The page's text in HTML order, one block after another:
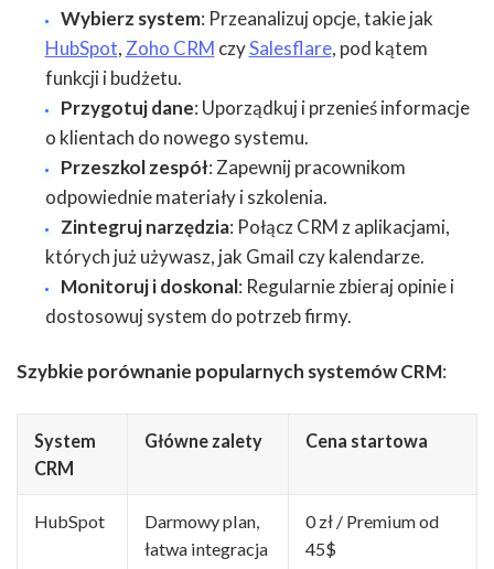
Wybierz system: Przeanalizuj opcje, takie jak
HubSpot, Zoho CRM czySalesflare, pod kątem
funkcji i budżetu.
Przygotuj dane: Uporządkuj i przenieś informacje
o klientach do nowego systemu.
Przeszkol zespół: Zapewnij pracownikom
odpowiednie materiały i szkolenia.
Zintegruj narzędzia: Połącz CRM z aplikacjami,
których już używasz, jak Gmail czy kalendarze.
Monitoruj i doskonal: Regularnie zbieraj opinie i
dostosowuj system do potrzeb firmy.
Szybkie porównanie popularnych systemów CRM:
System
CRM
Główne zalety Cena startowa
HubSpot
Darmowy plan,
łatwa integracja
0 zł / Premium od
45$